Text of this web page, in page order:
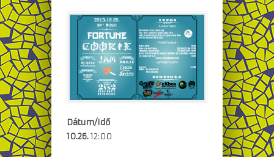
Dátum/Idő
10.26.12:00